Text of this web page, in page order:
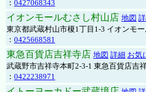
： 0427068343
イオンモールむさし村山店 地図
東京都武蔵村山市榎1丁目1-3 イオンモ
： 0425668581
東急百貨店吉祥寺店 地図 詳細 お気
武蔵野市吉祥寺本町2-3-1 東急百貨店吉
： 0422238971